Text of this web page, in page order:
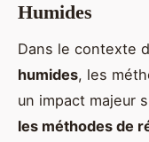
Humides
Dans le contexte
humides, les
un impact majeur
les méthodes de